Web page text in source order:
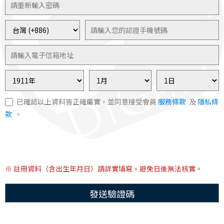
已確認以上資料皆正確屬實，並同意接受會員 服務條款 及 隱私條
款 。
※ 註冊資料（含出生年月日）請詳實填寫，避免日後無法核實。
發送驗證碼